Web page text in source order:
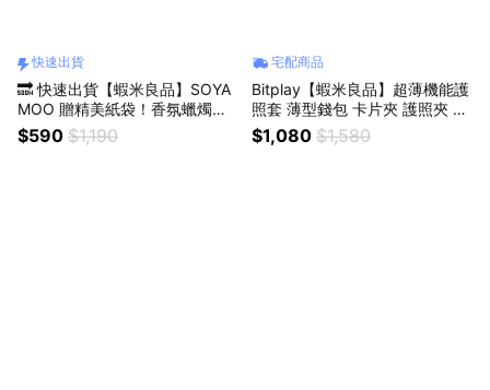
快速出貨
🔜 快速出貨【蝦米良品】SOYA
MOO 贈精美紙袋！香氛蠟燭＋
擴香精油＋木托盤 禮盒禮袋套裝
質感禮物首選！情人節禮物 生日
$590 $1,190
宅配商品
Bitplay【蝦米良品】超薄機能護
照套 薄型錢包 卡片夾 護照夾 旅
行收納 零錢包 票卡收納 輕量短
皮夾 防水錢包 短夾 生日禮物
$1,080 $1,580